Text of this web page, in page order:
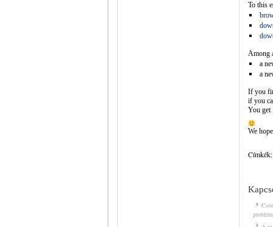
To this
Among
a
a
If you
if you
You get
We
Címkék: